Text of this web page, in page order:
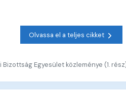
Olvassa el a teljes cikket
Egyesület közleménye (1.